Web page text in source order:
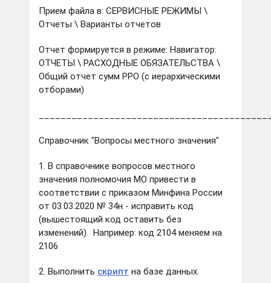
Прием файла в: СЕРВИСНЫЕ РЕЖИМЫ \
Отчеты \ Варианты отчетов
Отчет формируется в режиме: Навигатор:
ОТЧЕТЫ \ РАСХОДНЫЕ ОБЯЗАТЕЛЬСТВА \
Общий отчет сумм РРО (с иерархическими
отборами)
Справочник "Вопросы местного значения"
1. В справочнике вопросов местного
значения полномочия МО привести в
соответствии с приказом Минфина России
от 03.03.2020 № 34н - исправить код
(вышестоящий код оставить без
изменений). Например: код 2104 меняем на
2106
2. Выполнить скрипт на базе данных.